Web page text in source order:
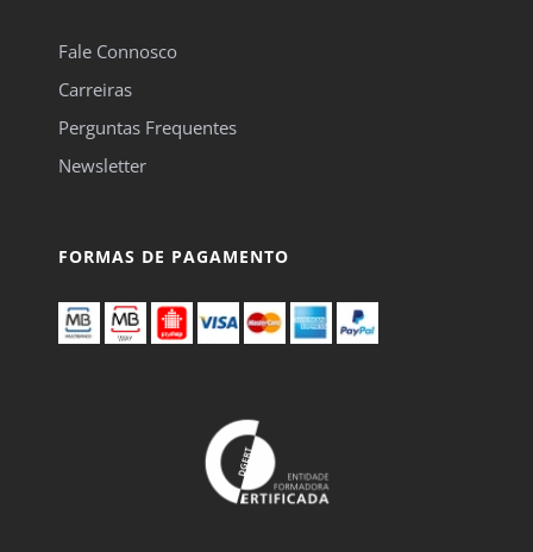
Fale Connosco
Carreiras
Perguntas Frequentes
Newsletter
FORMAS DE PAGAMENTO